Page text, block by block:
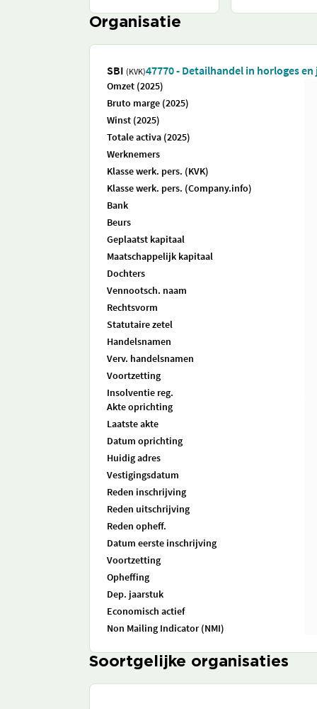
Organisatie
SBI (KVK)47770 - Detailhandel in horloges
Omzet (2025)
Bruto marge (2025)
Winst (2025)
Totale activa (2025)
Werknemers
Klasse werk. pers. (KVK)
Klasse werk. pers. (Company.info)
Bank
Beurs
Geplaatst kapitaal
Maatschappelijk kapitaal
Dochters
Vennootsch. naam
Rechtsvorm
Statutaire zetel
Handelsnamen
Verv. handelsnamen
Voortzetting
Insolventie reg.
Akte oprichting
Laatste akte
Datum oprichting
Huidig adres
Vestigingsdatum
Reden inschrijving
Reden uitschrijving
Reden opheff.
Datum eerste inschrijving
Voortzetting
Opheffing
Dep. jaarstuk
Economisch actief
Non Mailing Indicator (NMI)
Soortgelijke organisaties